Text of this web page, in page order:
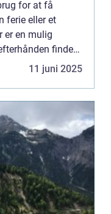
for at få
ferie eller et
er en mulig
findes
11 juni 2025